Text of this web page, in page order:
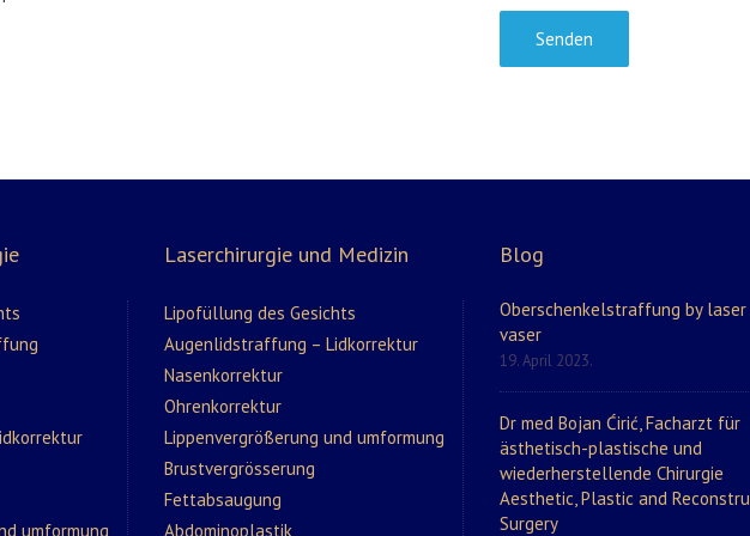
umformung
Laserchirurgie und Medizin
Lipofüllung des Gesichts
Augenlidstraffung – Lidkorrektur
Nasenkorrektur
Ohrenkorrektur
Lippenvergrößerung und umformung
Brustvergrösserung
Fettabsaugung
Abdominoplastik
Blog
Oberschenkelstraffung by
vaser
19. April 2023.
Dr med Bojan Ćirić, Facharzt für
ästhetisch-plastische und
wiederherstellende Chirurgie
Aesthetic, Plastic and
Surgery